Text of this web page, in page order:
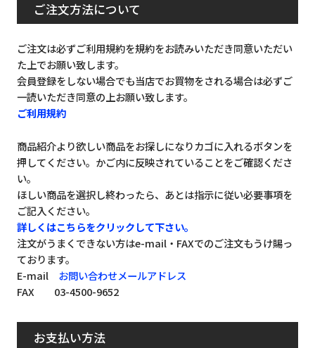
ご注文方法について
ご注文は必ずご利用規約を規約をお読みいただき同意いただい
た上でお願い致します。
会員登録をしない場合でも当店でお買物をされる場合は必ずご
一読いただき同意の上お願い致します。
ご利用規約
商品紹介より欲しい商品をお探しになりカゴに入れるボタンを
押してください。かご内に反映されていることをご確認くださ
い。
ほしい商品を選択し終わったら、あとは指示に従い必要事項を
ご記入ください。
詳しくはこちらをクリックして下さい。
注文がうまくできない方はe-mail・FAXでのご注文もうけ賜っ
ております。
E-mail お問い合わせメールアドレス
FAX 03-4500-9652
お支払い方法